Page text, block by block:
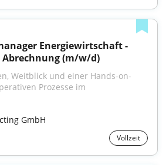
Abrechnung (m/w/d)
Weitblick und einer Hands-on-
GmbH
Vollzeit